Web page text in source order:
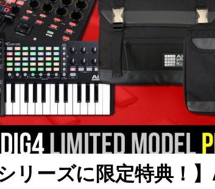
リーズに限定特典！